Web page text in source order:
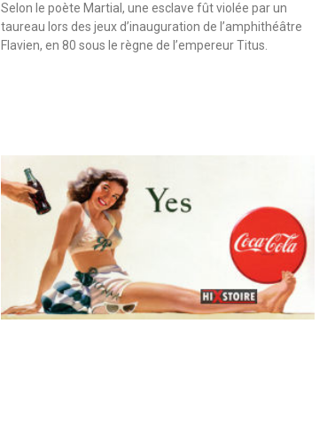
Selon le poète Martial, une esclave fût violée par un
taureau lors des jeux d’inauguration de l’amphithéâtre
Flavien, en 80 sous le règne de l’empereur Titus.